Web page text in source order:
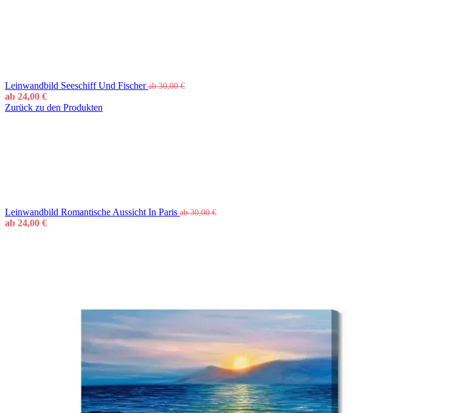
Leinwandbild Seeschiff Und Fischerab30,00€
ab 24,00 €
Zurück zu den Produkten
Leinwandbild Romantische Aussicht In Paris ab30,00€
ab 24,00 €